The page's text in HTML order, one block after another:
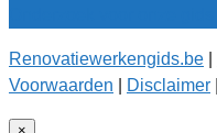
Renovatiewerkengids.be
Voorwaarden
Disclaimer